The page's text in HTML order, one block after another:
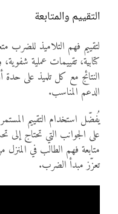
التقييم والمتابعة
لتقييم فهم التلاميذ للضرب
كتابية، تقييمات عملية
النتائج مع كل تلميذ على
الدعم المناسب.
يُفضّل استخدام التقييم
على الجوانب التي تحتاج
متابعة فهم الطالب في
تعزّز مبدأ الضرب.